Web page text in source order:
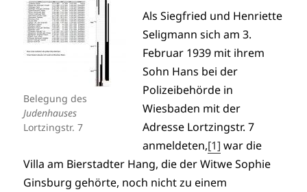
Belegung des
Judenhauses
Lortzingstr. 7
Als Siegfried und Henriette
Seligmann sich am 3.
Februar 1939 mit ihrem
Sohn Hans bei der
Polizeibehörde in
Wiesbaden mit der
Adresse Lortzingstr. 7
anmeldeten,[1] war die
Villa am Bierstadter Hang, die der Witwe Sophie
Ginsburg gehörte, noch nicht zu einem